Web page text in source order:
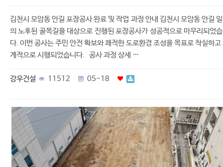
김천시 모암동 안길 포장공사 완료 및 작업 과정 안내 김천시 모암동 안길
의 노후된 골목길을 대상으로 진행된 포장공사가 성공적으로 마무리되었
다. 이번 공사는 주민 안전 확보와 쾌적한 도로환경 조성을 목표로 착실하고
계적으로 시행되었습니다. 공사 과정 상세 …
강우건설 11512 05-18